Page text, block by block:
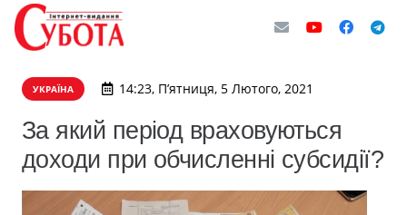
УКРАЇНА 14:23, П’ятниця, 5 Лютого, 2021
За який період враховуються
доходи при обчисленні субсидії?